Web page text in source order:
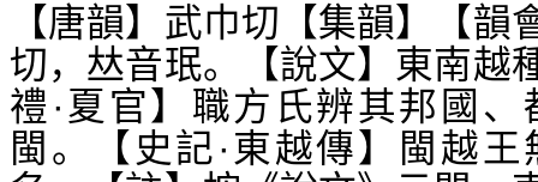
【唐韻】武巾切【集韻】【
切， 𠀤音珉。【說文】東南越
禮·夏官】職方氏辨其邦國
閩。【史記·東越傳】閩越